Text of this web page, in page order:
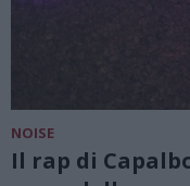
NOISE
Il rap di